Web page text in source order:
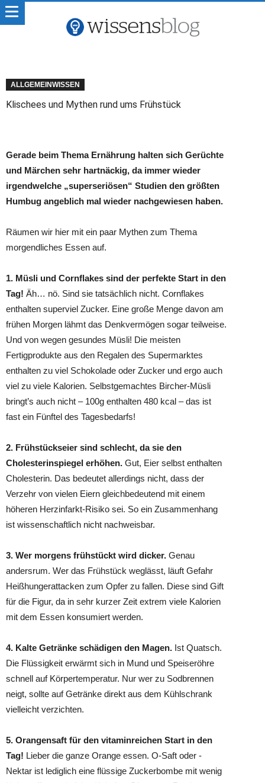
ALLGEMEINWISSEN
Klischees und Mythen rund ums Frühstück
Gerade beim Thema Ernährung halten sich Gerüchte
und Märchen sehr hartnäckig, da immer wieder
irgendwelche „superseriösen“ Studien den größten
Humbug angeblich mal wieder nachgewiesen haben.
Räumen wir hier mit ein paar Mythen zum Thema
morgendliches Essen auf.
1. Müsli und Cornflakes sind der perfekte Start in den
Tag! Äh… nö. Sind sie tatsächlich nicht. Cornflakes
enthalten superviel Zucker. Eine große Menge davon am
frühen Morgen lähmt das Denkvermögen sogar teilweise.
Und von wegen gesundes Müsli! Die meisten
Fertigprodukte aus den Regalen des Supermarktes
enthalten zu viel Schokolade oder Zucker und ergo auch
viel zu viele Kalorien. Selbstgemachtes Bircher-Müsli
bringt’s auch nicht – 100g enthalten 480 kcal – das ist
fast ein Fünftel des Tagesbedarfs!
2. Frühstückseier sind schlecht, da sie den
Cholesterinspiegel erhöhen. Gut, Eier selbst enthalten
Cholesterin. Das bedeutet allerdings nicht, dass der
Verzehr von vielen Eiern gleichbedeutend mit einem
höheren Herzinfarkt-Risiko sei. So ein Zusammenhang
ist wissenschaftlich nicht nachweisbar.
3. Wer morgens frühstückt wird dicker. Genau
andersrum. Wer das Frühstück weglässt, läuft Gefahr
Heißhungerattacken zum Opfer zu fallen. Diese sind Gift
für die Figur, da in sehr kurzer Zeit extrem viele Kalorien
mit dem Essen konsumiert werden.
4. Kalte Getränke schädigen den Magen. Ist Quatsch.
Die Flüssigkeit erwärmt sich in Mund und Speiseröhre
schnell auf Körpertemperatur. Nur wer zu Sodbrennen
neigt, sollte auf Getränke direkt aus dem Kühlschrank
vielleicht verzichten.
5. Orangensaft für den vitaminreichen Start in den
Tag! Lieber die ganze Orange essen. O-Saft oder -
Nektar ist lediglich eine flüssige Zuckerbombe mit wenig